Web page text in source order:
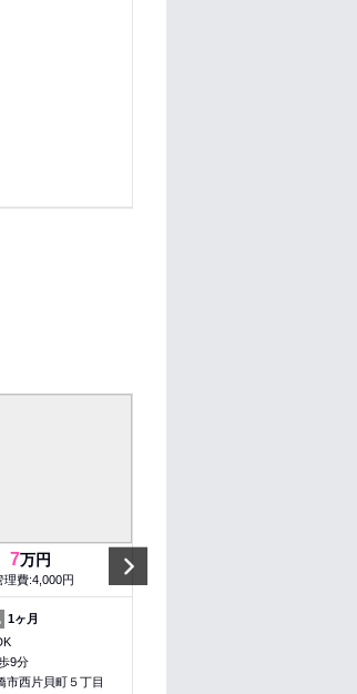
7万円
理費:4,000円
1ヶ月
9分
市西片貝町５丁目